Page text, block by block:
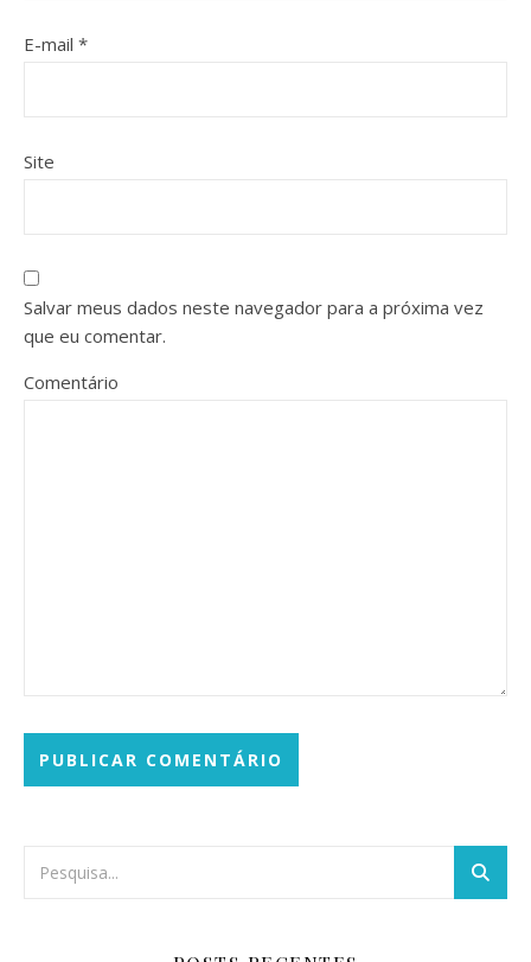
E-mail *
Site
Salvar meus dados neste navegador para a próxima vez
que eu comentar.
Comentário